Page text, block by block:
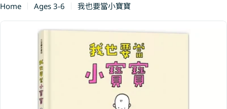
Home
Ages 3-6
我也要當小寶寶
Skip
information